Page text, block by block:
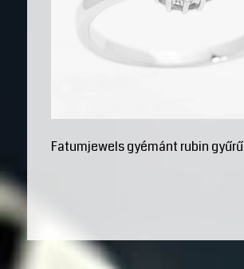
Fatumjewels gyémánt rubin gyűrű